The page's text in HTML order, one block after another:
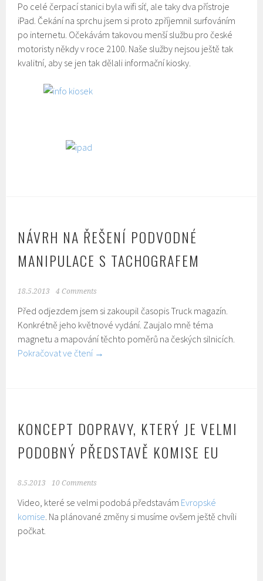
Po celé čerpací stanici byla wifi síť, ale taky dva přístroje
iPad. Čekání na sprchu jsem si proto zpříjemnil surfováním
po internetu. Očekávám takovou menší službu pro české
motoristy někdy v roce 2100. Naše služby nejsou ještě tak
kvalitní, aby se jen tak dělali informační kiosky.
NÁVRH NA ŘEŠENÍ PODVODNÉ
MANIPULACE S TACHOGRAFEM
18.5.2013 4 Comments
Před odjezdem jsem si zakoupil časopis Truck magazín.
Konkrétně jeho květnové vydání. Zaujalo mně téma
magnetu a mapování těchto poměrů na českých silnicích.
Pokračovat ve čtení →
KONCEPT DOPRAVY, KTERÝ JE VELMI
PODOBNÝ PŘEDSTAVĚ KOMISE EU
8.5.2013 10 Comments
Video, které se velmi podobá představám Evropské
komise. Na plánované změny si musíme ovšem ještě chvíli
počkat.